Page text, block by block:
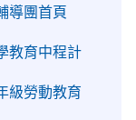
導團首頁
教育中程計
級勞動教育